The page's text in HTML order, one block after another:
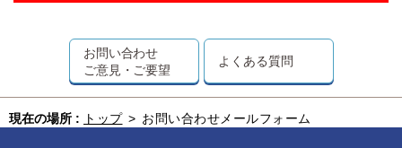
お問い合わせ
ご意見・ご要望
よくある質問
現在の場所 : トップ > お問い合わせメールフォーム